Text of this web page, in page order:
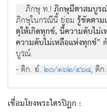
ภิกษุ ท.!ภิกษุมีตาสมบูร
ภิกษุในกรณีนี้ ยอม รูชัดตา
ตุใหเกิดทุกข, นี้ความดับไม
ความดับไมเหลือแหงทุกข"
บูรณ.
- ติก. อํ. ๒๐/๑๖๒/๔๖๘, ติก
เชื่อมโยงพระไตรปิฏก :